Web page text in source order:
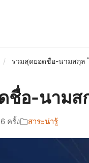
/ รวมสุดยอดชื่อ-นามสกุล
ชื่อ-นามส
ครั้ง สาระน่ารู้